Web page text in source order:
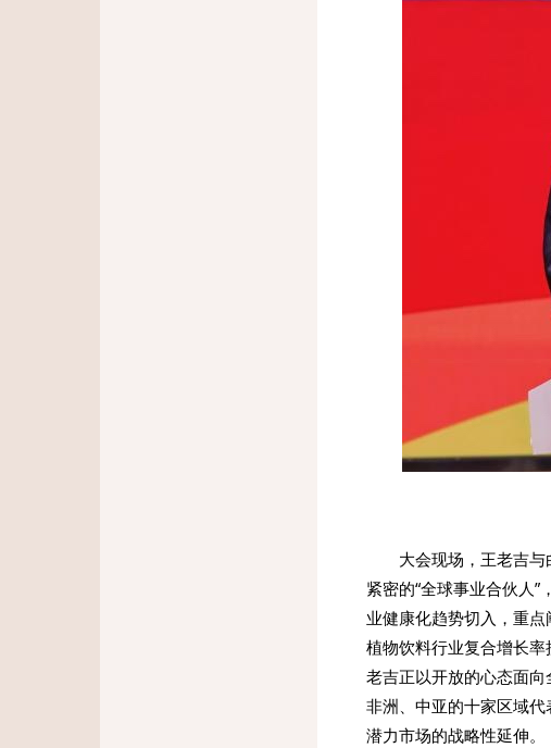
大会现场，王老吉
紧密的“全球事业合伙人
业健康化趋势切入，重
植物饮料行业复合增长
老吉正以开放的心态面
非洲、中亚的十家区域
潜力市场的战略性延伸。